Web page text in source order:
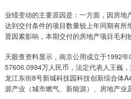
业绩变动的主要原因是：一方面，因房地
达到交付条件的项目数量较上年同期有所
置因素影响，本期交付的房地产项目毛利
天眼查资料显示，南京公用成立于1992
57606.0994万人民币，法定代表人王巍
龙江东街8号新城科技园科技创新综合体
源产业（城市燃气、新能源）、房地产业